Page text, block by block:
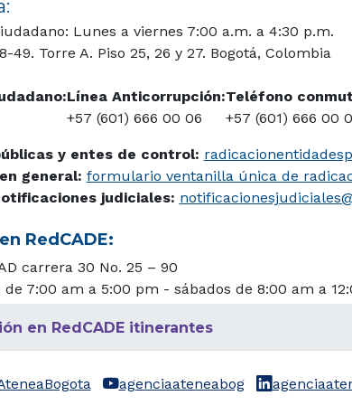
Lunes a viernes 7:00 a.m. a 4:30 p.m.
49. Torre A. Piso 25, 26 y 27. Bogotá, Colombia
Línea Anticorrupción:
+57 (601) 666 00 06
Teléfono
+57 (601) 666 00
y entes de control:
general: formulario ventanilla única de
judiciales:
RedCADE:
carrera 30 No. 25 – 90
7:00 am a 5:00 pm - sábados de 8:00 am a
en RedCADE itinerantes
agenciaateneabog